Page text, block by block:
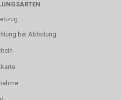
bei Abholung